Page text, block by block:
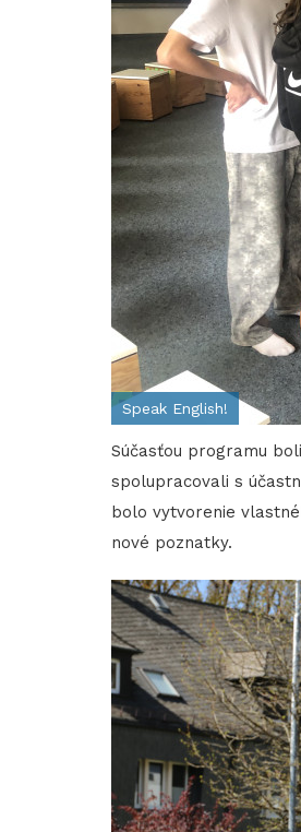
Speak English!
Súčasťou programu
spolupracovali s
bolo vytvorenie
nové poznatky.